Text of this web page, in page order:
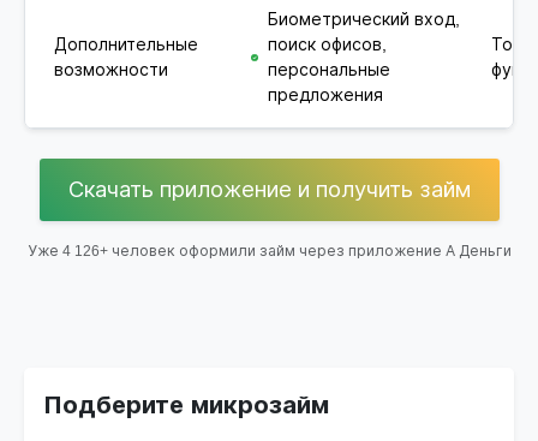
Дополнительные
возможности
Биометрический вход,
поиск офисов,
персональные
предложения
Скачать приложение и получить займ
Уже 4 126+ человек оформили займ через приложение А Деньги
Подберите микрозайм